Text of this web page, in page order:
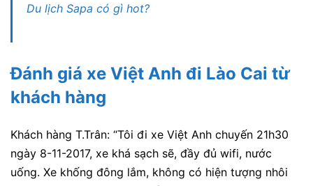
Du lịch Sapa có gì hot?
Đánh giá xe Việt Anh đi Lào Cai từ
khách hàng
Khách hàng T.Trân: “Tôi đi xe Việt Anh chuyến 21h30
ngày 8-11-2017, xe khá sạch sẽ, đầy đủ wifi, nước
uống. Xe khống đông lắm, không có hiện tượng nhôi